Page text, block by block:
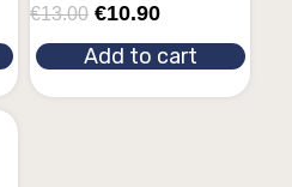
€13.00 €10.90
Add to cart